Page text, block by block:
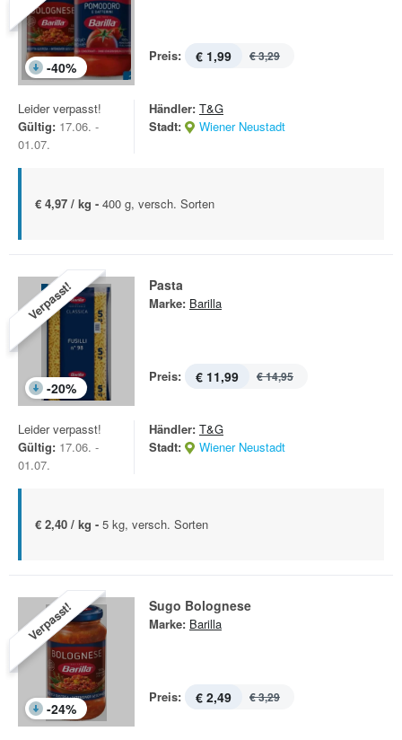
-40%
Preis: € 1,99 € 3,29
Leider verpasst!
Gültig: 17.06. -
01.07.
Händler: T&G
Stadt:
Wiener Neustadt
€ 4,97 / kg - 400 g, versch. Sorten
Verpasst!
-20%
Pasta
Marke: Barilla
Preis: € 11,99 € 14,95
Leider verpasst!
Gültig: 17.06. -
01.07.
Händler: T&G
Stadt:
Wiener Neustadt
€ 2,40 / kg - 5 kg, versch. Sorten
Verpasst!
-24%
Sugo Bolognese
Marke: Barilla
Preis: € 2,49 € 3,29